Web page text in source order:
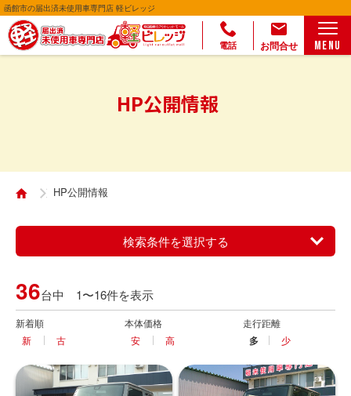
函館市の届出済未使用車専門店 軽ビレッジ
電話 お問合せ MENU
HP公開情報
HP公開情報
検索条件を選択する
36台中 1〜16件を表示
新着順
新
古
本体価格
安
高
走行距離
多 少